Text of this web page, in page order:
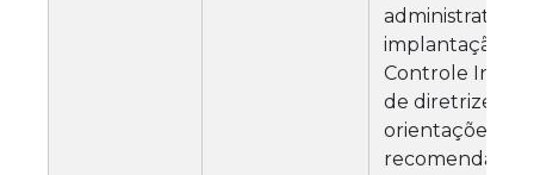
administrativa,
implantação
Controle
de diretrizes,
orientações,